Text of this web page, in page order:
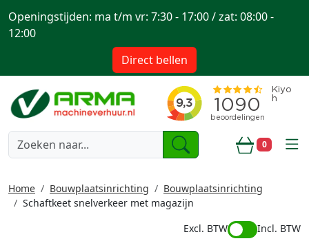
0
Openingstijden: ma t/m vr: 7:30 - 17:00 / zat: 08:00 -
12:00
Direct bellen
Home Bouwplaatsinrichting
Bouwplaatsinrichting
Schaftkeet snelverkeer met magazijn
Excl. BTW
Incl. BTW